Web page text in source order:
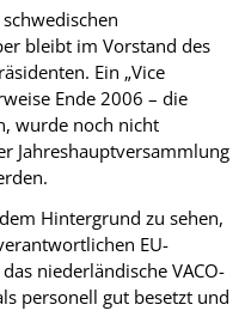
bleibt im Vorstand des
Ein „Vice
Ende 2006 – die
wurde noch nicht
Jahreshauptversammlung
Hintergrund zu sehen,
EU-
niederländische VACO-
personell gut besetzt und